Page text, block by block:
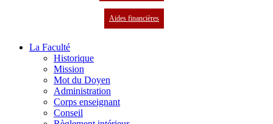
Aides financières
La Faculté
Historique
Mission
Mot du Doyen
Administration
Corps enseignant
Conseil